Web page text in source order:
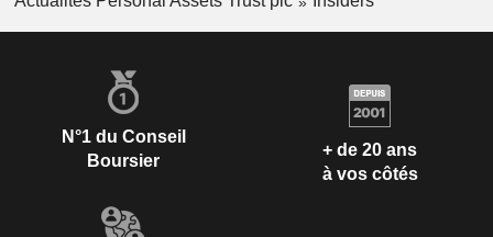
N°1 du Conseil
Boursier
+ de 20 ans
à vos côtés